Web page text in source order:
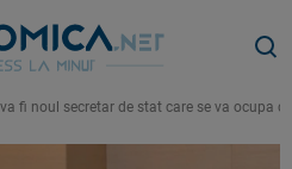
fi noul secretar de stat care se va ocupa